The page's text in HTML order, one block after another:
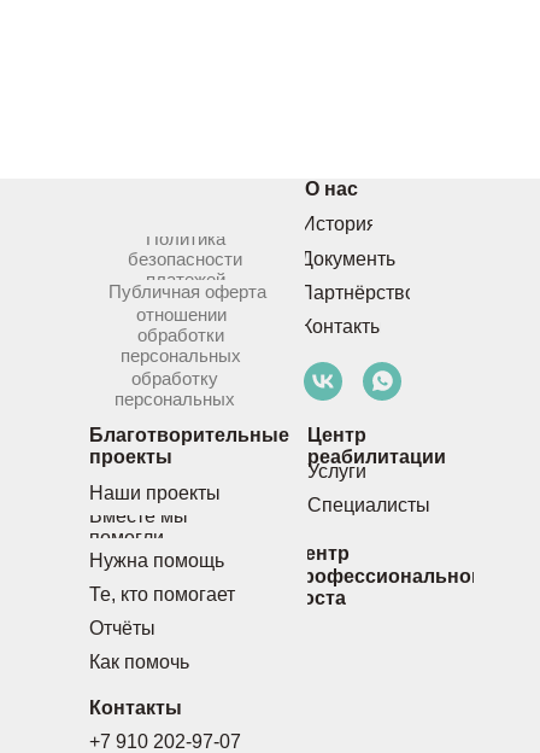
Политика в
отношении
обработки
персональных
данных
О нас
История
Документы
Партнёрство
Контакты
Центр
реабилитации
Услуги
Специалисты
Центр
профессионального
роста
Благотворительные
проекты
Наши проекты
Вместе мы
помогли
Нужна помощь
Те, кто помогает
Отчёты
Как помочь
Контакты
+7 910 202-97-07
Политика
безопасности
платежей
Публичная оферта
Согласие на
обработку
персональных